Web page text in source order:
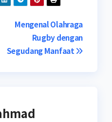
Mengenal Olahraga
Rugby dengan
Segudang Manfaat